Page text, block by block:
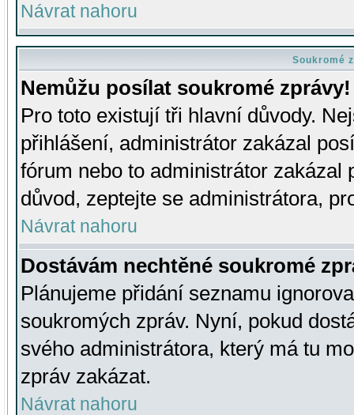
Návrat nahoru
Soukromé
Nemůžu posílat soukromé zprávy!
Pro toto existují tři hlavní důvody.
přihlášení, administrátor zakázal
fórum nebo to administrátor zakázal
důvod, zeptejte se administrátora,
Návrat nahoru
Dostávám nechtěné soukromé
Plánujeme přidání seznamu
soukromých zpráv. Nyní, pokud
svého administrátora, který má tu
zpráv zakázat.
Návrat nahoru